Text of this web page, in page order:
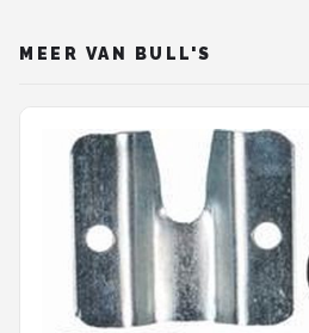
MEER VAN BULL'S